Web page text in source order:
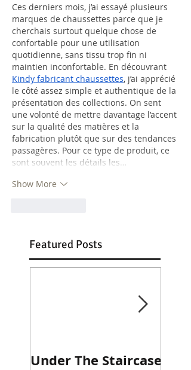
Ces derniers mois, j’ai essayé plusieurs
marques de chaussettes parce que je
cherchais surtout quelque chose de
confortable pour une utilisation
quotidienne, sans tissu trop fin ni
maintien inconfortable. En découvrant
Kindy fabricant chaussettes, j’ai apprécié
le côté assez simple et authentique de la
présentation des collections. On sent
une volonté de mettre davantage l’accent
sur la qualité des matières et la
fabrication plutôt que sur des tendances
passagères. Pour ce type de produit, ce
sont souvent les détails les…
Show More
Featured Posts
Under The Staircase